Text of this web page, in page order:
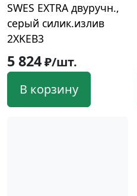
SWES EXTRA двуручн.,
серый силик.излив
2XKEB3
5 824₽/шт.
В корзину